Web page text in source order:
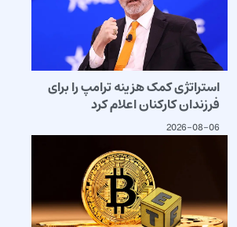
استراتژی کمک هزینه ترامپ را برای
فرزندان کارکنان اعلام کرد
2026-08-06